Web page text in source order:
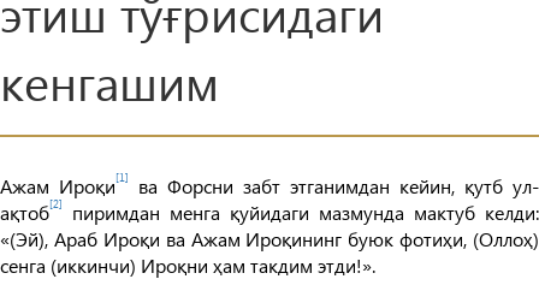
этиш тўғрисидаги
кенгашим
Ажам Ироқи[1]
ва Форсни забт этганимдан кейин, қутб ул-
ақтоб[2]
пиримдан менга қуйидаги мазмунда мактуб келди:
«(Эй), Араб Ироқи ва Ажам Ироқининг буюк фотиҳи, (Оллоҳ)
сенга (иккинчи) Ироқни ҳам такдим этди!».